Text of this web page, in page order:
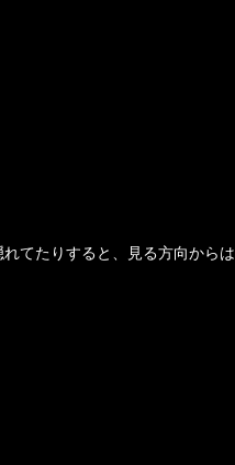
てたりすると、見る方向から